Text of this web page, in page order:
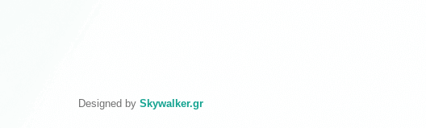
Designed by Skywalker.gr